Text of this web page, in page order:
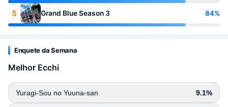
5 Grand Blue Season 3 84%
Enquete da Semana
Melhor Ecchi
Yuragi-Sou no Yuuna-san 9.1%